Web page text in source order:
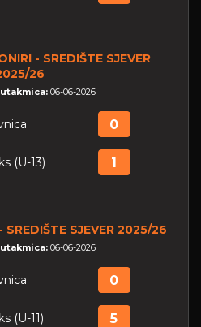
- SREDIŠTE SJEVER
26
06-06-2026
0
(U-13) 1
SREDIŠTE SJEVER 2025/26
06-06-2026
0
(U-11) 5